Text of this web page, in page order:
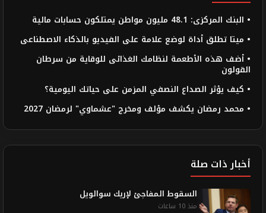
• البنك المركزى: 48.1 مليون مواطن يمتلكون حسابات مالية
• ميتا تطلق أداة لوضع علامة على الفيديو بالذكاء الاصطناعى
• أضف هذه الأطعمة لنظامك الغذائى للوقاية من سرطان
القولون
• كيف يؤثر الصداع النصفي المزمن على حياتك اليومية؟
• محمد رمضان يكشف مؤلف ومخرج "عشماوي" لرمضان 2027
أخبار ذات صلة
السقوط المفاجئ لإريك سوالويل
منذ 10 ساعات